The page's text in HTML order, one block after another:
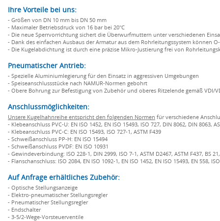
Ihre Vorteile bei uns:
- Größen von DN 10 mm bis DN 50 mm
- Maximaler Betriebsdruck von 16 bar bei 20°C
- Die neue Sperrvorrichtung sichert die Überwurfmuttern unter verschiedenen
- Dank des einfachen Ausbaus der Armatur aus dem Rohrleitungssystem können
- Die Kugelabdichtung ist durch eine präzise Mikro-Justierung frei von
Pneumatischer Antrieb:
- Spezielle Aluminiumlegierung für den Einsatz in aggressiven Umgebungen
- Speiseanschlussstücke nach NAMUR-Normen gebohrt
- Obere Bohrung zur Befestigung von Zubehör und oberes Ritzelende gemäß VDI/
Anschlussmöglichkeiten:
Unsere Kugelhahnreihe entspricht den folgenden Normen für verschiedene
- Klebeanschluss PVC-U: EN ISO 1452, EN ISO 15493, ISO 727, DIN 8062, DIN 8063,
- Klebeanschluss PVC-C: EN ISO 15493, ISO 727-1, ASTM F439
- Schweißanschluss PP-H: EN ISO 15494
- Schweißanschluss PVDF: EN ISO 10931
- Gewindeverbindung: ISO 228-1, DIN 2999, ISO 7-1, ASTM D2467, ASTM F437, BS 21,
- Flanschanschluss: ISO 2084, EN ISO 1092-1, EN ISO 1452, EN ISO 15493, EN 558, ISO
Auf Anfrage erhältliches Zubehör:
- Optische Stellungsanzeige
- Elektro-pneumatischer Stellungsregler
- Pneumatischer Stellungsregler
- Endschalter
- 3-5/2-Wege-Vorsteuerventile